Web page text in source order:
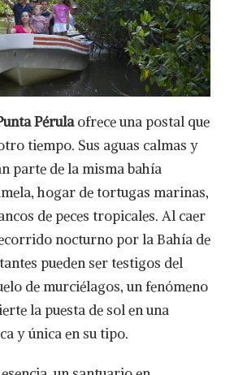
Pérulaofrece una postal que
tiempo. Sus aguas calmas y
parte de la misma bahía
hogar de tortugas marinas,
de peces tropicales. Al caer
nocturno por la Bahía de
pueden ser testigos del
de murciélagos, un fenómeno
la puesta de sol en una
y única en su tipo.